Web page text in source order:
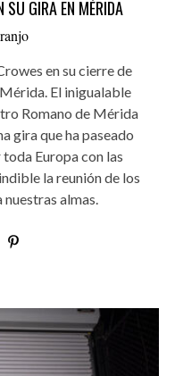
SU GIRA EN MÉRIDA
en su cierre de
El inigualable
Romano de Mérida
gira que ha paseado
Europa con las
la reunión de los
almas.